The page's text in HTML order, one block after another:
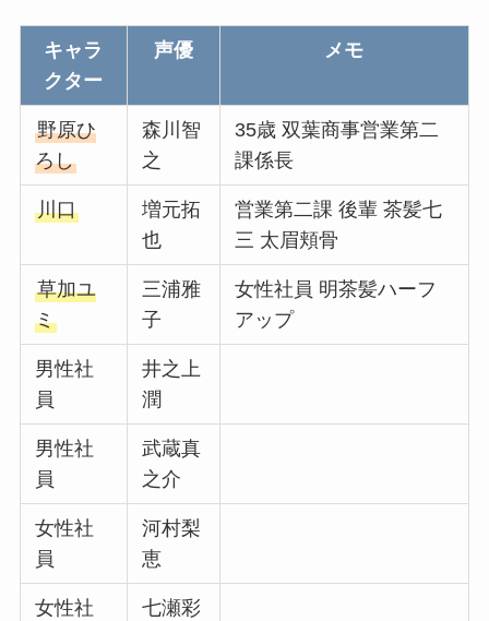
キャラ
クター
声優 メモ
野原ひ
ろし
森川智
之
35歳 双葉商事営業第二
課係長
川口
増元拓
也
営業第二課 後輩 茶髪七
三 太眉頬骨
草加ユ
ミ
三浦雅
子
女性社員 明茶髪ハーフ
アップ
男性社
員
井之上
潤
男性社
員
武蔵真
之介
女性社
員
河村梨
恵
女性社
七瀬彩